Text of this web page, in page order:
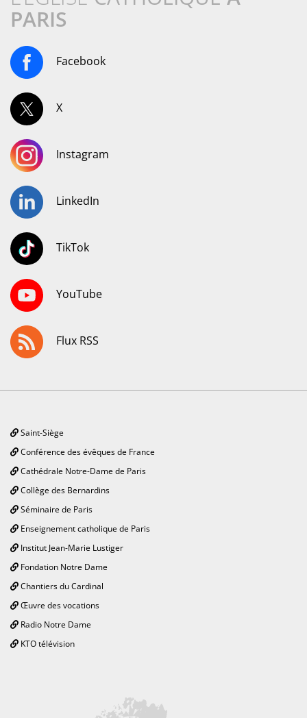
PARIS
Facebook
X
Instagram
LinkedIn
TikTok
YouTube
Flux RSS
Saint-Siège
Conférence des évêques de France
Cathédrale Notre-Dame de Paris
Collège des Bernardins
Séminaire de Paris
Enseignement catholique de Paris
Institut Jean-Marie Lustiger
Fondation Notre Dame
Chantiers du Cardinal
Œuvre des vocations
Radio Notre Dame
KTO télévision